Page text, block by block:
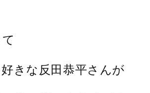
きな反田恭平さんが